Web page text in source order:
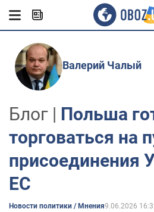
Валерий Чалый
Блог | Польша
торговаться на
присоединения
ЕС
Новости политики / Мнения9.06.2026